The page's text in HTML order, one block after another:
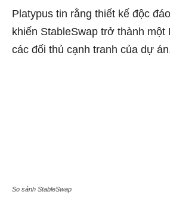
Platypus tin rằng thiết kế độc
khiến StableSwap trở thành một
các đối thủ cạnh tranh của dự
So sánh StableSwap